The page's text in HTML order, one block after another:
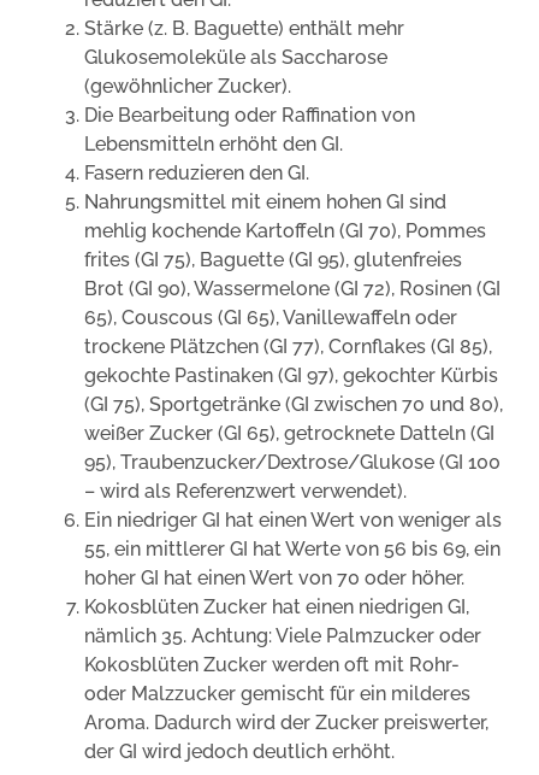
Stärke (z. B. Baguette) enthält mehr
Glukosemoleküle als Saccharose
(gewöhnlicher Zucker).
Die Bearbeitung oder Raffination von
Lebensmitteln erhöht den GI.
Fasern reduzieren den GI.
Nahrungsmittel mit einem hohen GI sind
mehlig kochende Kartoffeln (GI 70), Pommes
frites (GI 75), Baguette (GI 95), glutenfreies
Brot (GI 90), Wassermelone (GI 72), Rosinen (GI
65), Couscous (GI 65), Vanillewaffeln oder
trockene Plätzchen (GI 77), Cornflakes (GI 85),
gekochte Pastinaken (GI 97), gekochter Kürbis
(GI 75), Sportgetränke (GI zwischen 70 und 80),
weißer Zucker (GI 65), getrocknete Datteln (GI
95), Traubenzucker/Dextrose/Glukose (GI 100
– wird als Referenzwert verwendet).
Ein niedriger GI hat einen Wert von weniger als
55, ein mittlerer GI hat Werte von 56 bis 69, ein
hoher GI hat einen Wert von 70 oder höher.
Kokosblüten Zucker hat einen niedrigen GI,
nämlich 35. Achtung: Viele Palmzucker oder
Kokosblüten Zucker werden oft mit Rohr-
oder Malzzucker gemischt für ein milderes
Aroma. Dadurch wird der Zucker preiswerter,
der GI wird jedoch deutlich erhöht.